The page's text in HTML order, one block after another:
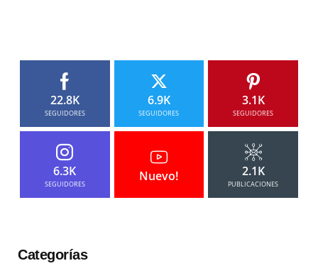
22.8K
SEGUIDORES
6.9K
SEGUIDORES
3.1K
SEGUIDORES
6.3K
SEGUIDORES
Nuevo! 2.1K
PUBLICACIONES
Categorías